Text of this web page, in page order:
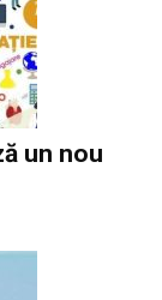
un nou